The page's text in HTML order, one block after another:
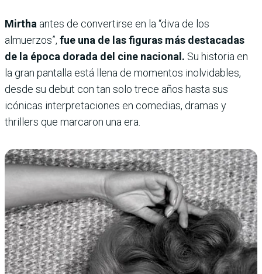
Mirtha antes de convertirse en la “diva de los
almuerzos”, fue una de las figuras más destacadas
de la época dorada del cine nacional. Su historia en
la gran pantalla está llena de momentos inolvidables,
desde su debut con tan solo trece años hasta sus
icónicas interpretaciones en comedias, dramas y
thrillers que marcaron una era.